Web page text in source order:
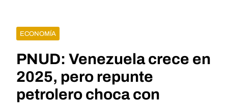
ECONOMÍA
PNUD: Venezuela crece en
2025, pero repunte
petrolero choca con